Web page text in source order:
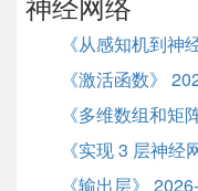
《从感知机到神
《激活函数》
《多维数组和矩
《实现 3 层神
《输出层》